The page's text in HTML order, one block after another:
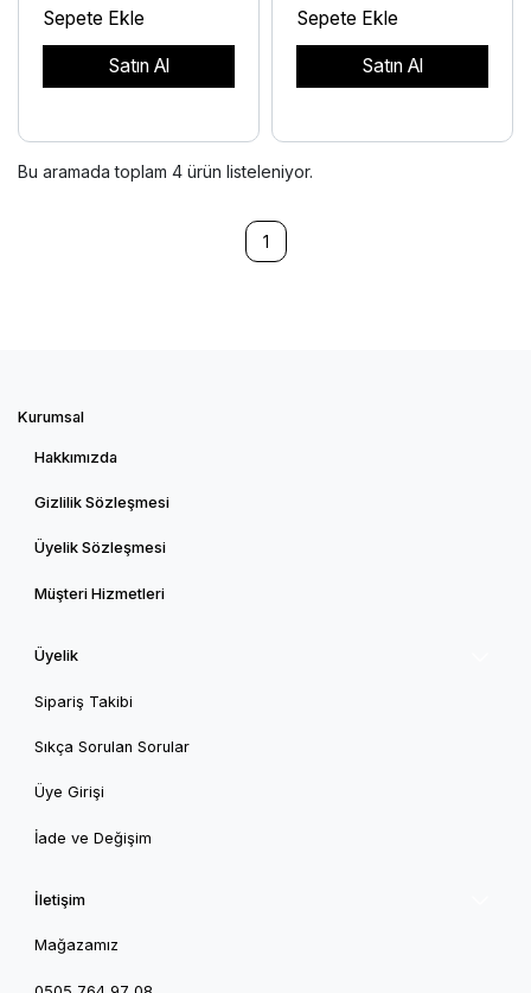
Sepete Ekle
Satın Al
Sepete Ekle
Satın Al
Bu aramada toplam 4 ürün listeleniyor.
1
Kurumsal
Hakkımızda
Gizlilik Sözleşmesi
Üyelik Sözleşmesi
Müşteri Hizmetleri
Üyelik
Sipariş Takibi
Sıkça Sorulan Sorular
Üye Girişi
İade ve Değişim
İletişim
Mağazamız